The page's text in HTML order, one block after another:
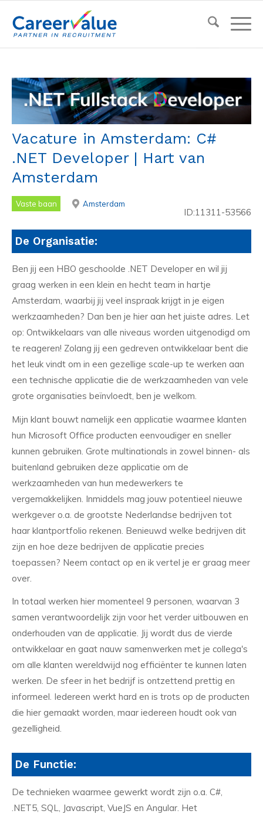
Vacature in Amsterdam: C#
.NET Developer | Hart van
Amsterdam
Vaste baan Amsterdam
ID:11311-53566
De Organisatie:
Ben jij een HBO geschoolde .NET Developer en wil jij
graag werken in een klein en hecht team in hartje
Amsterdam, waarbij jij veel inspraak krijgt in je eigen
werkzaamheden? Dan ben je hier aan het juiste adres. Let
op: Ontwikkelaars van alle niveaus worden uitgenodigd om
te reageren! Zolang jij een gedreven ontwikkelaar bent die
het leuk vindt om in een gezellige scale-up te werken aan
een technische applicatie die de werkzaamheden van vele
grote organisaties beïnvloedt, ben je welkom.
Mijn klant bouwt namelijk een applicatie waarmee klanten
hun Microsoft Office producten eenvoudiger en sneller
kunnen gebruiken. Grote multinationals in zowel binnen- als
buitenland gebruiken deze applicatie om de
werkzaamheden van hun medewerkers te
vergemakkelijken. Inmiddels mag jouw potentieel nieuwe
werkgever o.a. de grootste Nederlandse bedrijven tot
haar klantportfolio rekenen. Benieuwd welke bedrijven dit
zijn en hoe deze bedrijven de applicatie precies
toepassen? Neem contact op en ik vertel je er graag meer
over.
In totaal werken hier momenteel 9 personen, waarvan 3
samen verantwoordelijk zijn voor het verder uitbouwen en
onderhouden van de applicatie. Jij wordt dus de vierde
ontwikkelaar en gaat nauw samenwerken met je collega's
om alle klanten wereldwijd nog efficiënter te kunnen laten
werken. De sfeer in het bedrijf is ontzettend prettig en
informeel. Iedereen werkt hard en is trots op de producten
die hier gemaakt worden, maar iedereen houdt ook van
gezelligheid.
De Functie:
De technieken waarmee gewerkt wordt zijn o.a. C#,
.NET5, SQL, Javascript, VueJS en Angular. Het